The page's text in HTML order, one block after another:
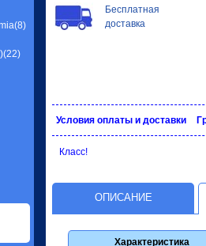
Бесплатная
доставка
Условия оплаты и доставки
Класс!
ОПИСАНИЕ
Характеристика